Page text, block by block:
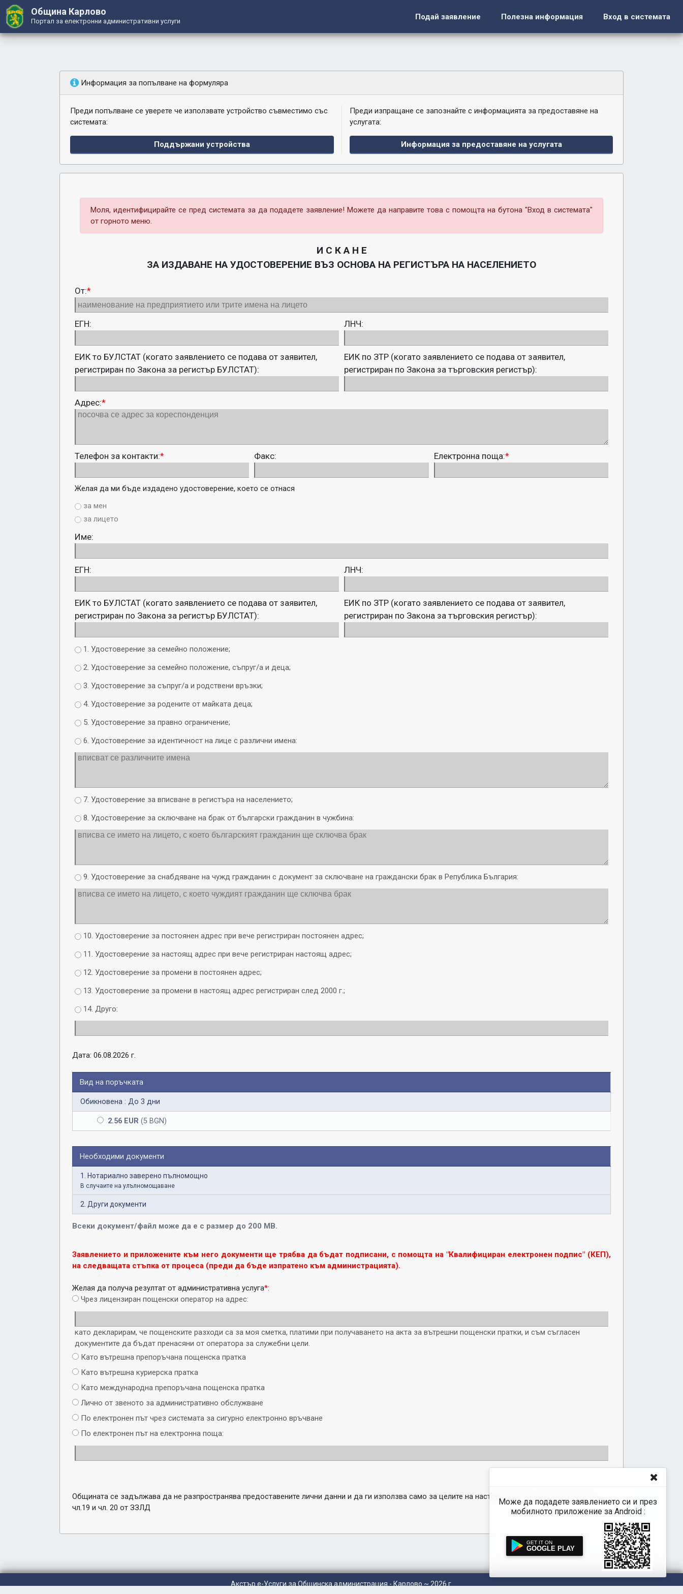
Община Карлово
Портал за електронни административни услуги Подай заявление Полезна информация Вход в системата
Информация за попълване на формуляра
Преди попълване се уверете че използвате устройство съвместимо със
системата:
Поддържани устройства
Преди изпращане се запознайте с информацията за предоставяне на
услугата:
Информация за предоставяне на услугата
Моля, идентифицирайте се пред системата за да подадете заявление! Можете да направите това с помощта на бутона "Вход в системата"
от горното меню.
И С К А Н Е
ЗА ИЗДАВАНЕ НА УДОСТОВЕРЕНИЕ ВЪЗ ОСНОВА НА РЕГИСТЪРА НА НАСЕЛЕНИЕТО
От:*
ЕГН: ЛНЧ:
ЕИК то БУЛСТАТ (когато заявлението се подава от заявител,
регистриран по Закона за регистър БУЛСТАТ):
ЕИК по ЗТР (когато заявлението се подава от заявител,
регистриран по Закона за търговския регистър):
Адрес:*
Телефон за контакти:* Факс: Електронна поща:*
Желая да ми бъде издадено удостоверение, което се отнася
за мен
за лицето
Име:
ЕГН: ЛНЧ:
ЕИК то БУЛСТАТ (когато заявлението се подава от заявител,
регистриран по Закона за регистър БУЛСТАТ):
ЕИК по ЗТР (когато заявлението се подава от заявител,
регистриран по Закона за търговския регистър):
1. Удостоверение за семейно положение;
2. Удостоверение за семейно положение, съпруг/а и деца;
3. Удостоверение за съпруг/а и родствени връзки;
4. Удостоверение за родените от майката деца;
5. Удостоверение за правно ограничение;
6. Удостоверение за идентичност на лице с различни имена:
7. Удостоверение за вписване в регистъра на населението;
8. Удостоверение за сключване на брак от български гражданин в чужбина:
9. Удостоверение за снабдяване на чужд гражданин с документ за сключване на граждански брак в Република България:
10. Удостоверение за постоянен адрес при вече регистриран постоянен адрес;
11. Удостоверение за настоящ адрес при вече регистриран настоящ адрес;
12. Удостоверение за промени в постоянен адрес;
13. Удостоверение за промени в настоящ адрес регистриран след 2000 г.;
14. Друго:
Дата: 06.08.2026 г.
Вид на поръчката
Обикновена : До 3 дни
2.56 EUR (5 BGN)
Всеки документ/файл може да е с размер до 200 MB.
Необходими документи
1. Нотариално заверено пълномощно
В случаите на улълномощаване
2. Други документи
Заявлението и приложените към него документи ще трябва да бъдат подписани, с помощта на "Квалифициран електронен подпис" (КЕП),
на следващата стъпка от процеса (преди да бъде изпратено към администрацията).
Желая да получа резултат от административна услуга*:
Чрез лицензиран пощенски оператор на адрес:
като декларирам, че пощенските разходи са за моя сметка, платими при получаването на акта за вътрешни пощенски пратки, и съм съгласен
документите да бъдат пренасяни от оператора за служебни цели.
Като вътрешна препоръчана пощенска пратка
Като вътрешна куриерска пратка
Като международна препоръчана пощенска пратка
Лично от звеното за административно обслужване
По електронен път чрез системата за сигурно електронно връчване
По електронен път на електронна поща:
Общината се задължава да не разпространява предоставените лични данни и да ги използва само за целите на настоящото заявление, съгласно
чл.19 и чл. 20 от ЗЗЛД
Акстър е-Услуги за Общинска администрация - Карлово ~ 2026 г.
Може да подадете заявлението си и през
мобилното приложение за Android :
GOOGLE PLAY